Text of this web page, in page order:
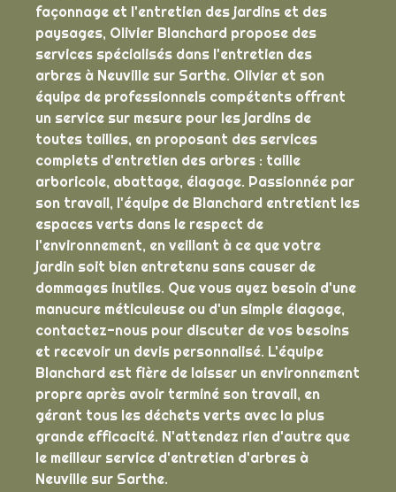
façonnage et l'entretien des jardins et des
paysages, Olivier Blanchard propose des
services spécialisés dans l'entretien des
arbres à Neuville sur Sarthe. Olivier et son
équipe de professionnels compétents offrent
un service sur mesure pour les jardins de
toutes tailles, en proposant des services
complets d'entretien des arbres : taille
arboricole, abattage, élagage. Passionnée par
son travail, l'équipe de Blanchard entretient les
espaces verts dans le respect de
l'environnement, en veillant à ce que votre
jardin soit bien entretenu sans causer de
dommages inutiles. Que vous ayez besoin d'une
manucure méticuleuse ou d'un simple élagage,
contactez-nous pour discuter de vos besoins
et recevoir un devis personnalisé. L'équipe
Blanchard est fière de laisser un environnement
propre après avoir terminé son travail, en
gérant tous les déchets verts avec la plus
grande efficacité. N'attendez rien d'autre que
le meilleur service d'entretien d'arbres à
Neuville sur Sarthe.